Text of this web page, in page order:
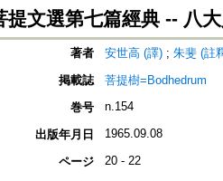
提文選第七篇經典 -- 八
著者 安世高 (譯) ; 朱斐 (註
掲載誌
菩提樹=Bodhedrum
巻号
n.154
出版年月日 1965.09.08
ページ 20 - 22